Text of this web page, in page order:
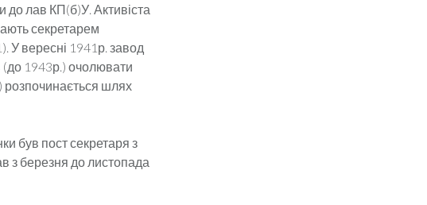
до лав КП(б)У. Активіста
секретарем
У вересні 1941р. завод
1943р.) очолювати
розпочинається шлях
був пост секретаря з
з березня до листопада